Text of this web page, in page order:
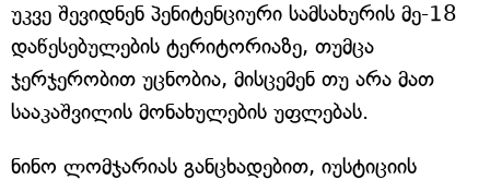
უკვე შევიდნენ პენიტენციური სამსახურის მე-18
დაწესებულების ტერიტორიაზე, თუმცა
ჯერჯერობით უცნობია, მისცემენ თუ არა მათ
სააკაშვილის მონახულების უფლებას.
ნინო ლომჯარიას განცხადებით, იუსტიციის